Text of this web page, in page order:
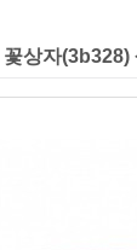
상자(3b328)